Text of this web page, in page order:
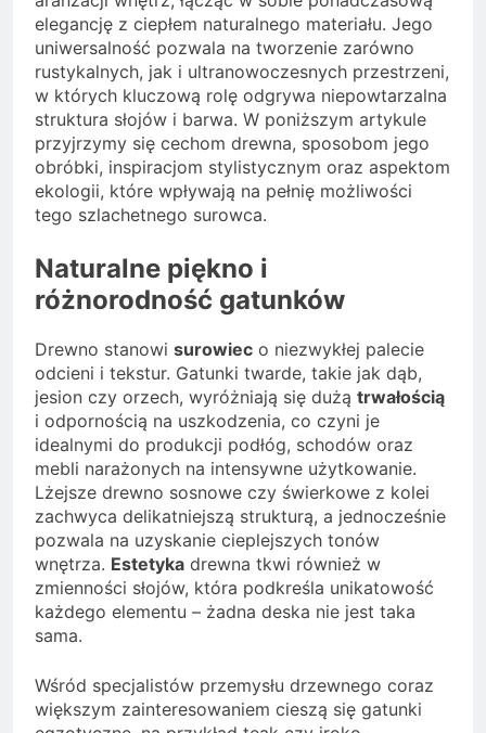
elegancję z ciepłem naturalnego materiału. Jego
uniwersalność pozwala na tworzenie zarówno
rustykalnych, jak i ultranowoczesnych przestrzeni,
w których kluczową rolę odgrywa niepowtarzalna
struktura słojów i barwa. W poniższym artykule
przyjrzymy się cechom drewna, sposobom jego
obróbki, inspiracjom stylistycznym oraz aspektom
ekologii, które wpływają na pełnię możliwości
tego szlachetnego surowca.
Naturalne piękno i
różnorodność gatunków
Drewno stanowi surowiec o niezwykłej palecie
odcieni i tekstur. Gatunki twarde, takie jak dąb,
jesion czy orzech, wyróżniają się dużą trwałością
i odpornością na uszkodzenia, co czyni je
idealnymi do produkcji podłóg, schodów oraz
mebli narażonych na intensywne użytkowanie.
Lżejsze drewno sosnowe czy świerkowe z kolei
zachwyca delikatniejszą strukturą, a jednocześnie
pozwala na uzyskanie cieplejszych tonów
wnętrza. Estetyka drewna tkwi również w
zmienności słojów, która podkreśla unikatowość
każdego elementu – żadna deska nie jest taka
sama.
Wśród specjalistów przemysłu drzewnego coraz
większym zainteresowaniem cieszą się gatunki